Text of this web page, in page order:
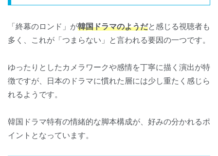
「終幕のロンド」が韓国ドラマのようだと感じる視聴者も
多く、これが「つまらない」と言われる要因の一つです。
ゆったりとしたカメラワークや感情を丁寧に描く演出が特
徴ですが、日本のドラマに慣れた層には少し重たく感じら
れるようです。
韓国ドラマ特有の情緒的な脚本構成が、好みの分かれるポ
イントとなっています。